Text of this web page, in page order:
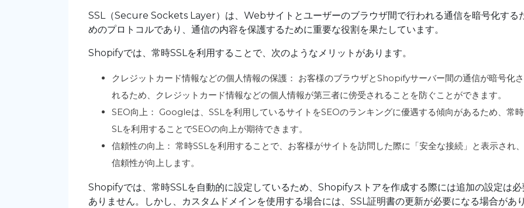
SSL（Secure Sockets Layer）は、Webサイトとユーザーのブラウザ間で行われる通信を暗号化する
めのプロトコルであり、通信の内容を保護するために重要な役割を果たしています。
Shopifyでは、常時SSLを利用することで、次のようなメリットがあります。
クレジットカード情報などの個人情報の保護： お客様のブラウザとShopifyサーバー間の通信が暗号化さ
れるため、クレジットカード情報などの個人情報が第三者に傍受されることを防ぐことができます。
SEO向上： Googleは、SSLを利用しているサイトをSEOのランキングに優遇する傾向があるため、常
SLを利用することでSEOの向上が期待できます。
信頼性の向上： 常時SSLを利用することで、お客様がサイトを訪問した際に「安全な接続」と表示され、
信頼性が向上します。
Shopifyでは、常時SSLを自動的に設定しているため、Shopifyストアを作成する際には追加の設定は必
ありません。しかし、カスタムドメインを使用する場合には、SSL証明書の更新が必要になる場合があり